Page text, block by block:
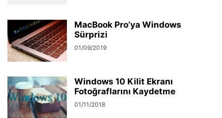
MacBook Pro’ya Windows
Sürprizi
01/09/2019
Windows 10 Kilit Ekranı
Fotoğraflarını Kaydetme
01/11/2018